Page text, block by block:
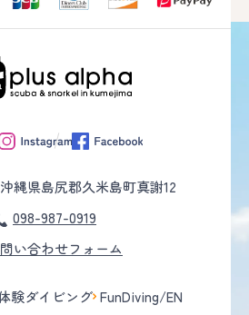
沖縄県島尻郡久米島町真謝12
098-987-0919
い合わせフォーム
験ダイビング FunDiving/EN